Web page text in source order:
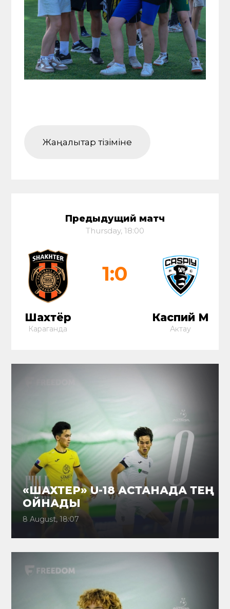
Жаңалықтар тізіміне
Предыдущий матч
Thursday, 18:00
Шахтёр
Караганда
1:0
Каспий М
Актау
«ШАХТЕР» U-18 АСТАНАДА ТЕҢ
ОЙНАДЫ
8 August, 18:07